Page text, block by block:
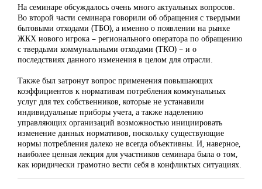
На семинаре обсуждалось очень много актуальных вопросов.
Во второй части семинара говорили об обращения с твердыми
бытовыми отходами (ТБО), а именно о появлении на рынке
ЖКХ нового игрока – регионального оператора по обращению
с твердыми коммунальными отходами (ТКО) – и о
последствиях данного изменения в целом для отрасли.
Также был затронут вопрос применения повышающих
коэффициентов к нормативам потребления коммунальных
услуг для тех собственников, которые не устанавили
индивидуальные приборы учета, а также наделению
управляющих организаций возможностью инициировать
изменение данных нормативов, поскольку существующие
нормы потребления далеко не всегда объективны. И, наверное,
наиболее ценная лекция для участников семинара была о том,
как юридически грамотно вести себя в конфликтых ситуациях.